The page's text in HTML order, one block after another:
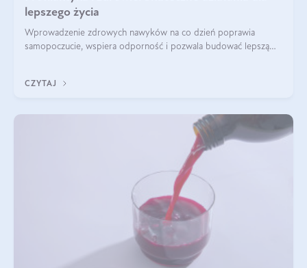
lepszego życia
Wprowadzenie zdrowych nawyków na co dzień poprawia
samopoczucie, wspiera odporność i pozwala budować lepszą
CZYTAJ